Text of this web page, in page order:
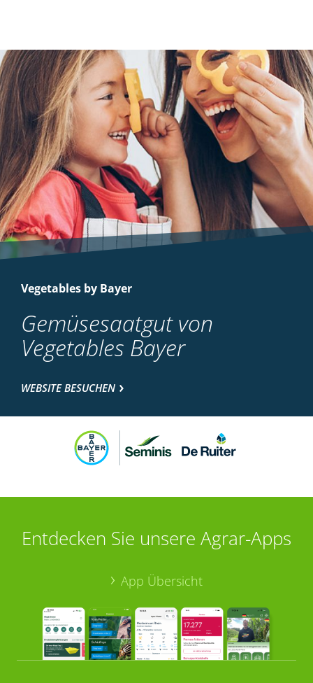
Vegetables by Bayer
Gemüsesaatgut von
Vegetables Bayer
WEBSITE BESUCHEN
Entdecken Sie unsere Agrar-Apps
App Übersicht